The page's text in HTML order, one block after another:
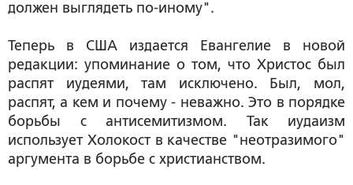
должен выглядеть по-иному".
Теперь в США издается Евангелие в новой
редакции: упоминание о том, что Христос был
распят иудеями, там исключено. Был, мол,
распят, а кем и почему - неважно. Это в порядке
борьбы с антисемитизмом. Так иудаизм
использует Холокост в качестве "неотразимого"
аргумента в борьбе с христианством.